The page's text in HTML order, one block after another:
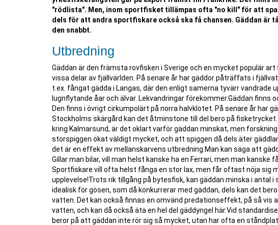
"rödlista". Men, inom sportfisket tillämpas ofta "no kill" för att
dels för att andra sportfiskare också ska få chansen. Gäddan är
den snabbt.
Utbredning
Gäddan är den främsta rovfisken i Sverige och en mycket populär
vissa delar av fjällvärlden. På senare år har gäddor påträffats i
t.ex. fångat gädda i Langas, där den enligt samerna tyvärr vandrade
lugnflytande åar och älvar. Lekvandringar förekommer.Gäddan
Den finns i övrigt cirkumpolärt på norra halvklotet. På senare år har
Stockholms skärgård kan det åtminstone till del bero på
kring Kalmarsund, är det oklart varför gäddan minskat, men
storspiggen ökat väldigt mycket, och att spiggen då dels äter
det är en effekt av mellanskarvens utbredning.Man kan säga att
Gillar man bilar, vill man helst kanske ha en Ferrari, men man kanske
Sportfiskare vill ofta helst fånga en stor lax, men får oftast nöja sig
upplevelse!Trots rik tillgång på bytesfisk, kan gäddan minska i antal
idealisk för gösen, som då konkurrerar med gäddan, dels kan det
vatten. Det kan också finnas en omvänd predationseffekt, på så
vatten, och kan då också äta en hel del gäddyngel här.Vid
beror på att gäddan inte rör sig så mycket, utan har ofta en